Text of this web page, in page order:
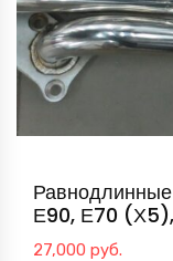
Е90, Е70
27,000 руб.